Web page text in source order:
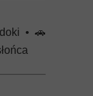
•🚗